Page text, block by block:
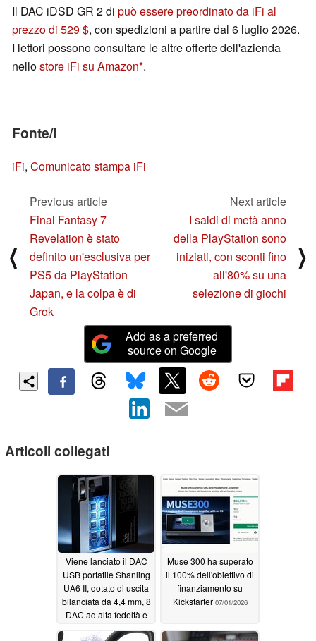
Il DAC iDSD GR 2 di può essere preordinato da iFi al
prezzo di 529 $, con spedizioni a partire dal 6 luglio 2026.
I lettori possono consultare le altre offerte dell'azienda
nellostore iFi su Amazon .
Fonte/i
iFi, Comunicato stampa iFi
⟨
Previous article
Final Fantasy 7
Revelation è stato
definito un'esclusiva per
PS5 da PlayStation
Japan, e la colpa è di
Grok
Next article
I saldi di metà anno
della PlayStation sono
iniziati, con sconti fino
all'80% su una
selezione di giochi
⟩
Add as a preferred
source on Google
Articoli collegati
Viene lanciato il DAC
USB portatile Shanling
UA6 II, dotato di uscita
bilanciata da 4,4 mm, 8
DAC ad alta fedeltà e
Muse 300 ha superato
il 100% dell'obiettivo di
finanziamento su
Kickstarter 07/01/2026